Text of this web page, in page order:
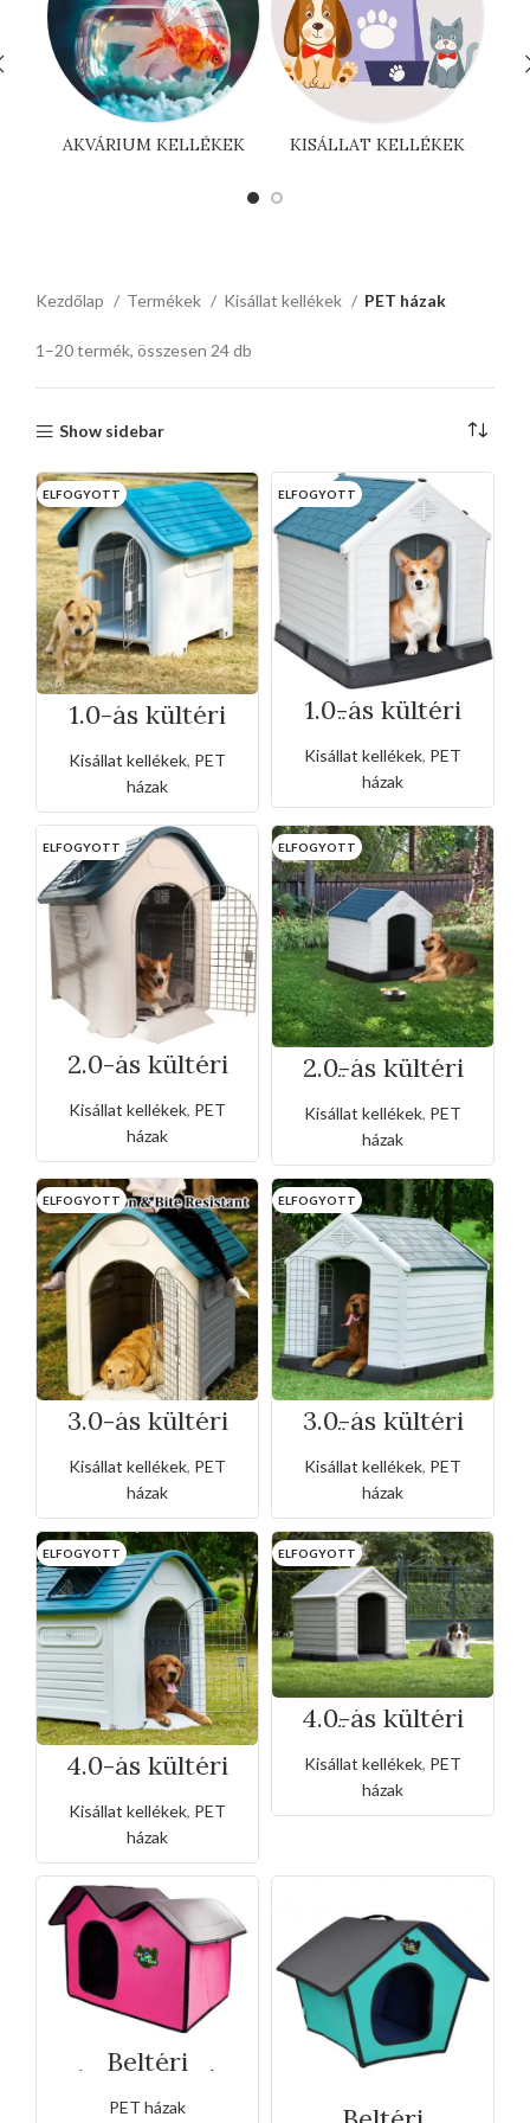
AKVÁRIUM KELLÉKEK KISÁLLAT KELLÉKEK
Kezdőlap Termékek Kisállat kellékek PET házak
1–20 termék, összesen 24 db
Show sidebar
ELFOGYOTT
1.0-ás kültéri
ablakos
műanyag ház
Kisállat kellékek, PET
házak
ELFOGYOTT
1.0-ás kültéri
műnyag ház
rácsajtóval
Kisállat kellékek, PET
házak
ELFOGYOTT
2.0-ás kültéri
ablakos
műanyag ház
Kisállat kellékek, PET
házak
ELFOGYOTT
2.0-ás kültéri
műnyag ház
rácsajtóval
Kisállat kellékek, PET
házak
ELFOGYOTT
3.0-ás kültéri
ablakos
műanyag ház
Kisállat kellékek, PET
házak
ELFOGYOTT
3.0-ás kültéri
műnyag ház
rácsajtóval
Kisállat kellékek, PET
házak
ELFOGYOTT
4.0-ás kültéri
ablakos
műanyag ház
Kisállat kellékek, PET
házak
ELFOGYOTT
4.0-ás kültéri
műnyag ház
rácsajtóval
Kisállat kellékek, PET
házak
Beltéri
hordozható
duplatetős pet
ház
PET házak